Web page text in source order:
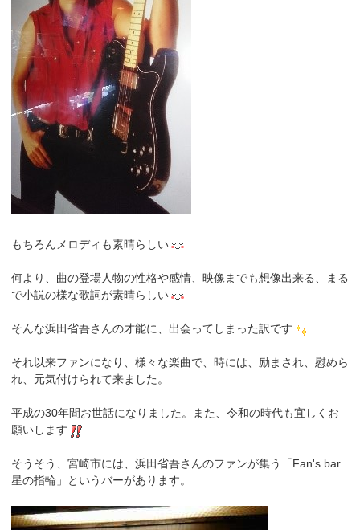
もちろんメロディも素晴らしい
何より、曲の登場人物の性格や感情、映像までも想像出来る、まる
で小説の様な歌詞が素晴らしい
そんな浜田省吾さんの才能に、出会ってしまった訳です
それ以来ファンになり、様々な楽曲で、時には、励まされ、慰めら
れ、元気付けられて来ました。
平成の30年間お世話になりました。また、令和の時代も宜しくお
願いします
そうそう、宮崎市には、浜田省吾さんのファンが集う「Fan's bar
星の指輪」というバーがあります。